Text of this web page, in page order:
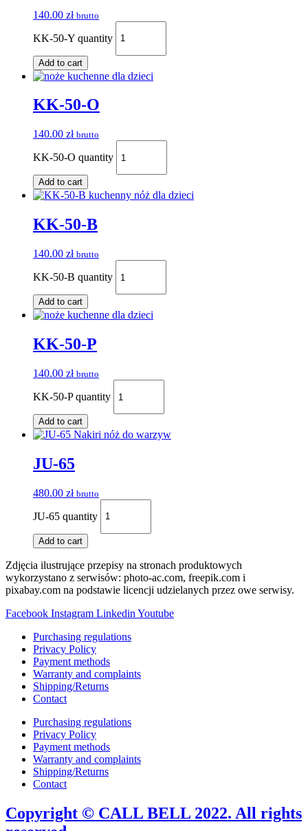
140.00 zł brutto
KK-50-Y quantity
Add to cart
KK-50-O
140.00 zł brutto
KK-50-O quantity
Add to cart
KK-50-B
140.00 zł brutto
KK-50-B quantity
Add to cart
KK-50-P
140.00 zł brutto
KK-50-P quantity
Add to cart
JU-65
480.00 zł brutto
JU-65 quantity
Add to cart
Zdjęcia ilustrujące przepisy na stronach produktowych
wykorzystano z serwisów: photo-ac.com, freepik.com i
pixabay.com na podstawie licencji udzielanych przez owe serwisy.
Facebook Instagram Linkedin Youtube
Purchasing regulations
Privacy Policy
Payment methods
Warranty and complaints
Shipping/Returns
Contact
Purchasing regulations
Privacy Policy
Payment methods
Warranty and complaints
Shipping/Returns
Contact
Copyright © CALL BELL 2022. All rights